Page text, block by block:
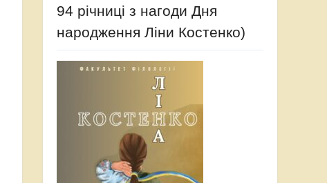
94 річниці з нагоди Дня
народження Ліни Костенко)